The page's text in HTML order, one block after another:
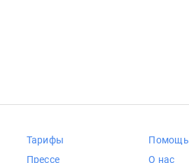
Тарифы
Прессе
Помощь
О нас